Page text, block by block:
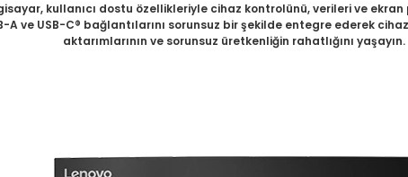
kullanıcı dostu özellikleriyle cihaz kontrolünü, verileri ve
A ve USB-C® bağlantılarını sorunsuz bir şekilde entegre ederek
aktarımlarının ve sorunsuz üretkenliğin rahatlığını yaşayın.